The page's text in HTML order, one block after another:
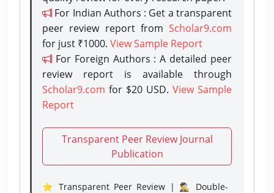
For Indian Authors : Get a transparent
peer review report from Scholar9.com
for just ₹1000. View Sample Report
For Foreign Authors : A detailed peer
review report is available through
Scholar9.com for $20 USD. View Sample
Report
Transparent Peer Review Journal
Publication
⭐ Transparent Peer Review | 🕵️‍♂️ Double-